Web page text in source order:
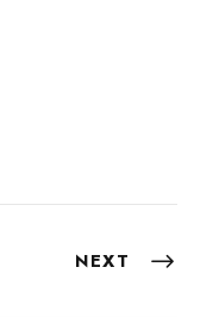
NEXT